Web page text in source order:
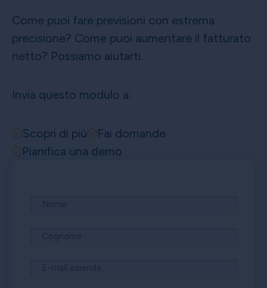
Come puoi fare previsioni con estrema
precisione? Come puoi aumentare il fatturato
netto? Possiamo aiutarti.
Invia questo modulo a:
Scopri di più
Fai domande
Pianifica una demo